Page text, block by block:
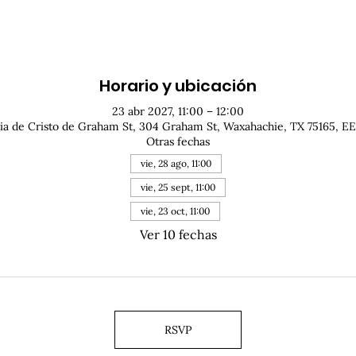
Horario y ubicación
23 abr 2027, 11:00 – 12:00
de Cristo de Graham St, 304 Graham St, Waxahachie, TX 75165,
Otras fechas
vie, 28 ago, 11:00
vie, 25 sept, 11:00
vie, 23 oct, 11:00
Ver 10 fechas
RSVP